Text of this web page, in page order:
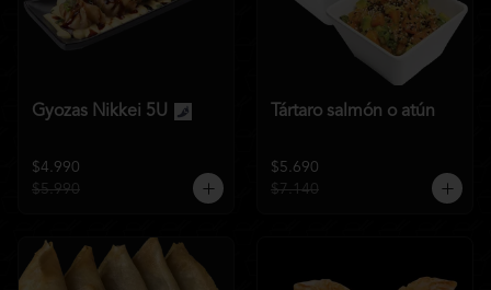
Gyozas Nikkei 5U
$4.990
$5.990
Tártaro salmón o atún
$5.690
$7.140